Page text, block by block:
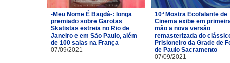
-Meu Nome É Bagdá-: longa
premiado sobre Garotas
Skatistas estreia no Rio de
Janeiro e em São Paulo, além
de 100 salas na França
07/09/2021
10ª Mostra Ecofalante de
Cinema exibe em
mão a nova versão
remasterizada do
Prisioneiro da Grade de
de Paulo Sacramento
07/09/2021